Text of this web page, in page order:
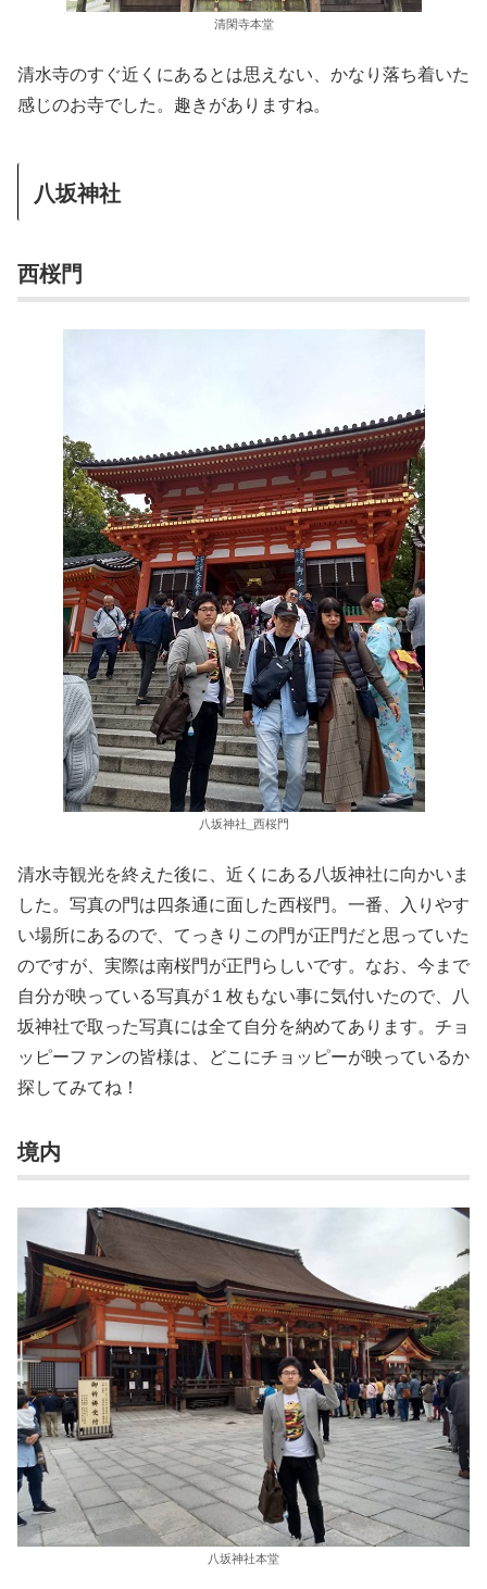
清閑寺本堂
清水寺のすぐ近くにあるとは思えない、かなり落ち着いた
感じのお寺でした。趣きがありますね。
八坂神社
西桜門
八坂神社_西桜門
清水寺観光を終えた後に、近くにある八坂神社に向かいま
した。写真の門は四条通に面した西桜門。一番、入りやす
い場所にあるので、てっきりこの門が正門だと思っていた
のですが、実際は南桜門が正門らしいです。なお、今まで
自分が映っている写真が１枚もない事に気付いたので、八
坂神社で取った写真には全て自分を納めてあります。チョ
ッピーファンの皆様は、どこにチョッピーが映っているか
探してみてね！
境内
八坂神社本堂